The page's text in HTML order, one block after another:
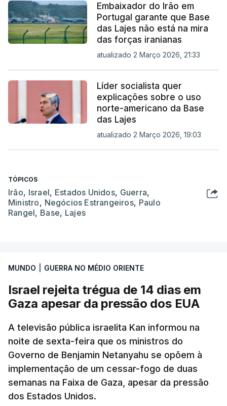
Embaixador do Irão em
Portugal garante que Base
das Lajes não está na mira
das forças iranianas
atualizado 2 Março 2026, 21:33
Líder socialista quer
explicações sobre o uso
norte-americano da Base
das Lajes
atualizado 2 Março 2026, 19:03
TÓPICOS
Irão, Israel, Estados Unidos, Guerra,
Ministro, Negócios Estrangeiros, Paulo
Rangel, Base, Lajes
MUNDO GUERRA NO MÉDIO ORIENTE
Israel rejeita trégua de 14 dias em
Gaza apesar da pressão dos EUA
A televisão pública israelita Kan informou na
noite de sexta-feira que os ministros do
Governo de Benjamin Netanyahu se opõem à
implementação de um cessar-fogo de duas
semanas na Faixa de Gaza, apesar da pressão
dos Estados Unidos.